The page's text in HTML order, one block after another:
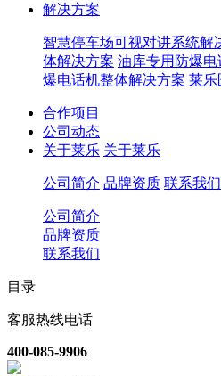
解决方案
智慧停车场可视对讲系统解
体解决方案 油库专用防爆
爆电话机整体解决方案 莱乐
合作项目
公司动态
关于莱乐 关于莱乐
公司简介 品牌资质 联系我们
公司简介
品牌资质
联系我们
目录
客服热线电话
400-085-9906